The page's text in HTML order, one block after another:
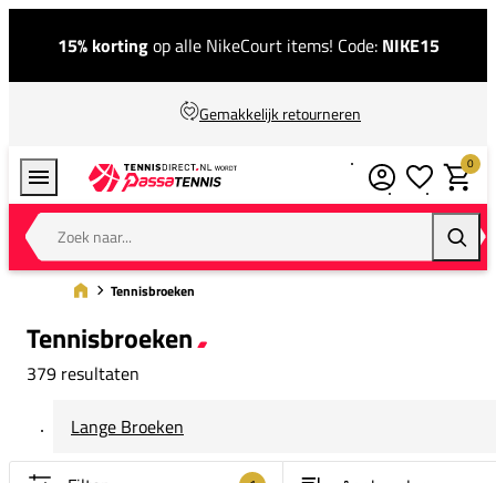
15% kortingop alle NikeCourt items! Code: NIKE15
Gemakkelijk retourneren
Zoek naar...
0
Tennisbroeken
Tennisbroeken
379 resultaten
Lange Broeken